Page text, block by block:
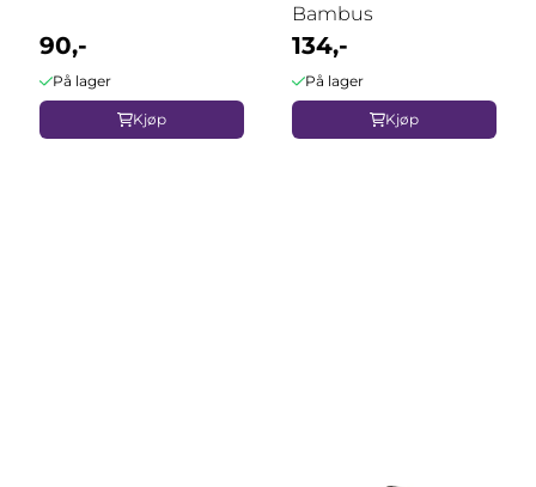
90,-
På lager
Kjøp
Bambus
134,-
På lager
Kjøp